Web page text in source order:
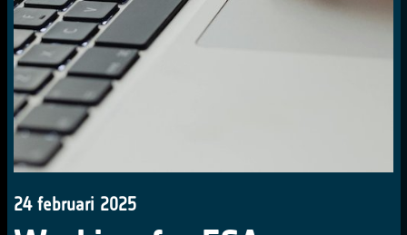
24 februari 2025